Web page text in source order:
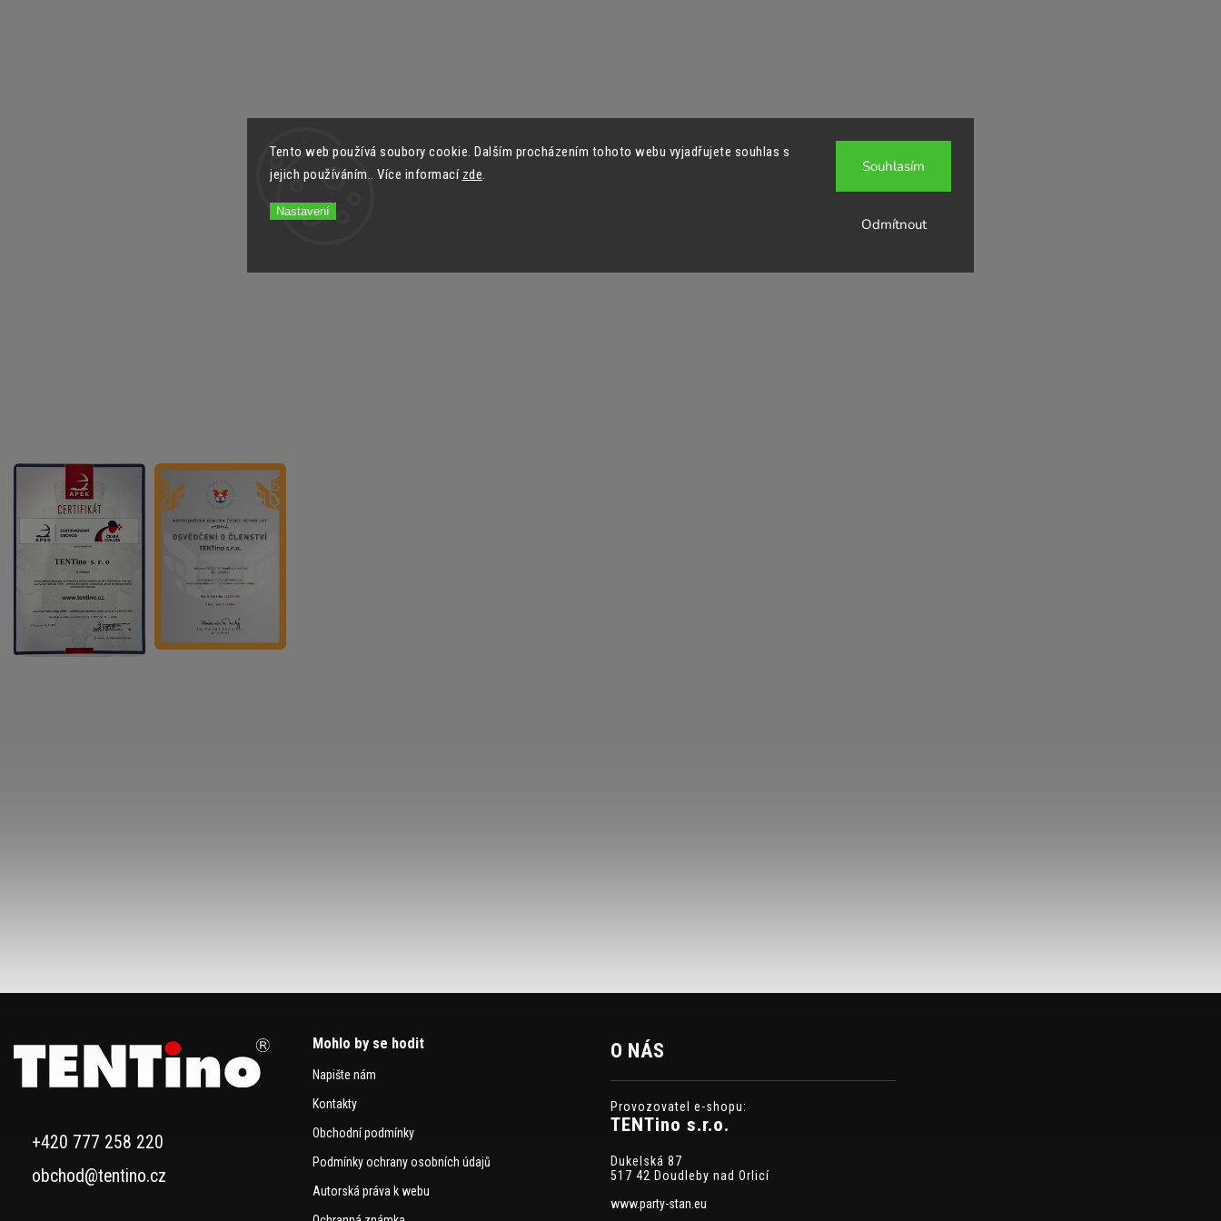
Tento web používá soubory cookie. Dalším procházením tohoto webu vyjadřujete souhlas s
jejich používáním.. Více informací zde.
Nastavení
Odmítnout
Souhlasím
+420 777 258 220
obchod@tentino.cz
Mohlo by se hodit
Napište nám
Kontakty
Obchodní podmínky
Podmínky ochrany osobních údajů
Autorská práva k webu
O NÁS
Provozovatel e-shopu:
TENTino s.r.o.
Dukelská 87
517 42 Doudleby nad Orlicí
www.party-stan.eu